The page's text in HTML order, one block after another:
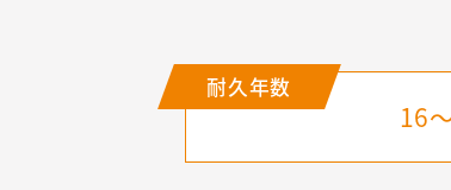
耐久年数
16